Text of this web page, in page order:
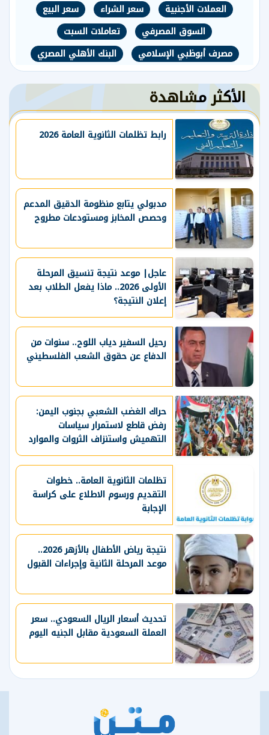
العملات الأجنبية
سعر الشراء
سعر البيع
السوق المصرفي
تعاملات السبت
مصرف أبوظبي الإسلامي
البنك الأهلي المصري
الأكثر مشاهدة
رابط تظلمات الثانوية العامة 2026
مدبولي يتابع منظومة الدقيق المدعم
وحصص المخابز ومستودعات مطروح
عاجل| موعد نتيجة تنسيق المرحلة
الأولى 2026.. ماذا يفعل الطلاب بعد
إعلان النتيجة؟
رحيل السفير دياب اللوح.. سنوات من
الدفاع عن حقوق الشعب الفلسطيني
حراك الغضب الشعبي بجنوب اليمن:
رفض قاطع لاستمرار سياسات
التهميش واستنزاف الثروات والموارد
الحيوية
تظلمات الثانوية العامة.. خطوات
التقديم ورسوم الاطلاع على كراسة
الإجابة
نتيجة رياض الأطفال بالأزهر 2026..
موعد المرحلة الثانية وإجراءات القبول
تحديث أسعار الريال السعودي.. سعر
العملة السعودية مقابل الجنيه اليوم